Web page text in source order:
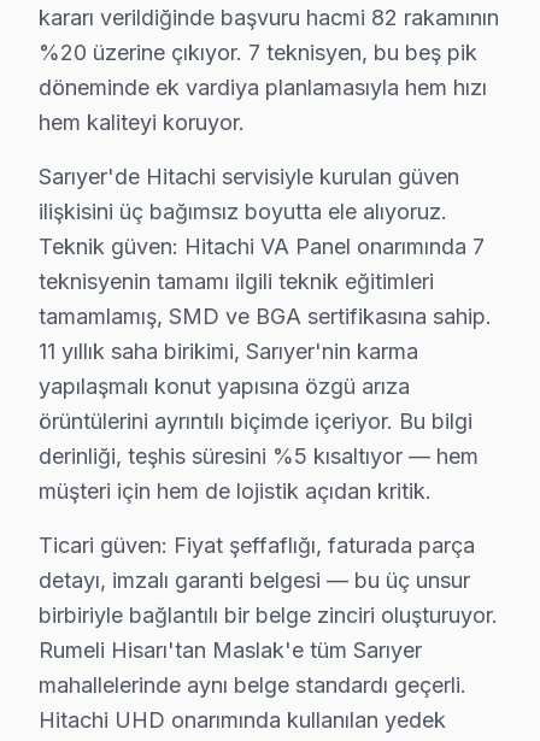
Maden, günlük hayatın bir parçası olan bir mahalle.
Maslak'ta Hitachi TV Servisi
Maslak, yoğun bir iş merkezi olmasının yanı sıra,
Pınar'da Hitachi TV Servisi
Pınar, dinamik bir yaşam alanı. Hitachi cihaz’nizle
Poligon'da Hitachi TV Servisi
Poligon, genellikle genç ailelerin ve profesyonellerin
Ptt Evleri'nde Hitachi TV Servisi
Ptt Evleri, ailelerin yoğun olarak yaşadığı bir
Reşitpaşa'da Hitachi TV Servisi
Rumelifeneri'nde Hitachi TV Servisi
Rumelifeneri, sakin bir yaşam alanı sunan bir mahalle
Rumelihisarı'nda Hitachi TV Servisi
Rumelihisarı, genellikle kalabalık bir yapıya sahip
kararı verildiğinde başvuru hacmi 82 rakamının
%20 üzerine çıkıyor. 7 teknisyen, bu beş pik
döneminde ek vardiya planlamasıyla hem hızı
hem kaliteyi koruyor.
Sarıyer'de Hitachi servisiyle kurulan güven
ilişkisini üç bağımsız boyutta ele alıyoruz.
Teknik güven: Hitachi VA Panel onarımında 7
teknisyenin tamamı ilgili teknik eğitimleri
tamamlamış, SMD ve BGA sertifikasına sahip.
11 yıllık saha birikimi, Sarıyer'nin karma
yapılaşmalı konut yapısına özgü arıza
örüntülerini ayrıntılı biçimde içeriyor. Bu bilgi
derinliği, teşhis süresini %5 kısaltıyor — hem
müşteri için hem de lojistik açıdan kritik.
Ticari güven: Fiyat şeffaflığı, faturada parça
detayı, imzalı garanti belgesi — bu üç unsur
birbiriyle bağlantılı bir belge zinciri oluşturuyor.
Rumeli Hisarı'tan Maslak'e tüm Sarıyer
mahallelerinde aynı belge standardı geçerli.
Hitachi UHD onarımında kullanılan yedek